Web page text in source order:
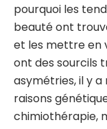
pourquoi les
beauté ont
et les mettre en
ont des sourcils
asymétries, il y
raisons
chimiothérapie,